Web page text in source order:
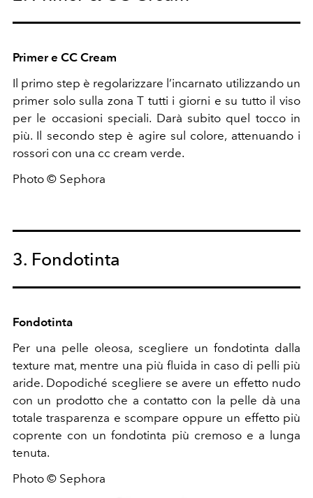
Primer e CC Cream
Il primo step è regolarizzare l’incarnato utilizzando un
primer solo sulla zona T tutti i giorni e su tutto il viso
per le occasioni speciali. Darà subito quel tocco in
più. Il secondo step è agire sul colore, attenuando i
rossori con una cc cream verde.
Photo © Sephora
3. Fondotinta
Fondotinta
Per una pelle oleosa, scegliere un fondotinta dalla
texture mat, mentre una più fluida in caso di pelli più
aride. Dopodiché scegliere se avere un effetto nudo
con un prodotto che a contatto con la pelle dà una
totale trasparenza e scompare oppure un effetto più
coprente con un fondotinta più cremoso e a lunga
tenuta.
Photo © Sephora